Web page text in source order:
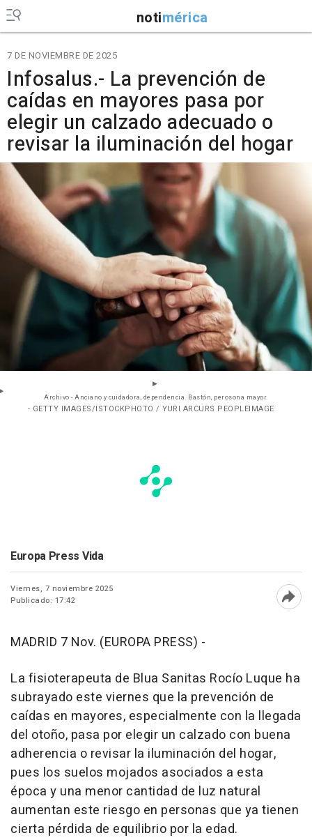
notimérica
7 DE NOVIEMBRE DE 2025
Infosalus.- La prevención de
caídas en mayores pasa por
elegir un calzado adecuado o
revisar la iluminación del hogar
Archivo - Anciano y cuidadora, dependencia. Bastón, perosona mayor.
- GETTY IMAGES/ISTOCKPHOTO / YURI ARCURS PEOPLEIMAGE
Europa Press Vida
Viernes, 7 noviembre 2025
Publicado: 17:42
MADRID 7 Nov. (EUROPA PRESS) -
La fisioterapeuta de Blua Sanitas Rocío Luque ha
subrayado este viernes que la prevención de
caídas en mayores, especialmente con la llegada
del otoño, pasa por elegir un calzado con buena
adherencia o revisar la iluminación del hogar,
pues los suelos mojados asociados a esta
época y una menor cantidad de luz natural
aumentan este riesgo en personas que ya tienen
cierta pérdida de equilibrio por la edad.